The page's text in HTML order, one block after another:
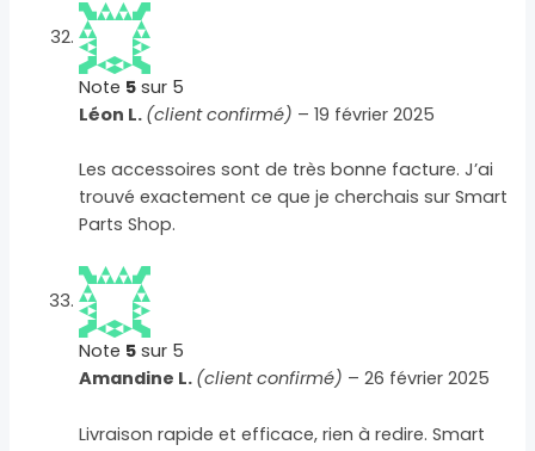
Note 5 sur 5
Léon L. (client confirmé) – 19 février 2025
Les accessoires sont de très bonne facture. J’ai
trouvé exactement ce que je cherchais sur Smart
Parts Shop.
Note 5 sur 5
Amandine L. (client confirmé) – 26 février 2025
Livraison rapide et efficace, rien à redire. Smart